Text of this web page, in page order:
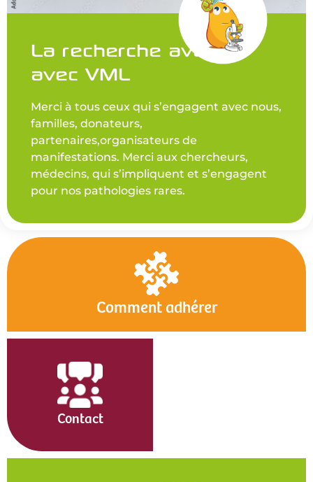
La recherche avance
avec VML
Merci à tous ceux qui s’engagent avec nous,
familles, donateurs,
partenaires,organisateurs de
manifestations. Merci aux chercheurs,
médecins, qui s’impliquent et s’engagent
pour nos pathologies rares.
Comment adhérer
Contact